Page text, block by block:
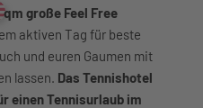
qm große Feel Free
aktiven Tag für beste
und euren Gaumen mit
lassen. Das Tennishotel
einen Tennisurlaub im